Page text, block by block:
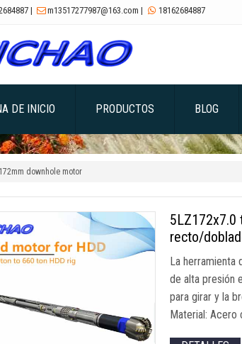
| m13517277987@163.com |  18162684887
DE INICIO PRODUCTOS BLOG
downhole motor
5LZ172x7.0
recto/
La herramienta
de alta presión
para girar y la
Material: Acero